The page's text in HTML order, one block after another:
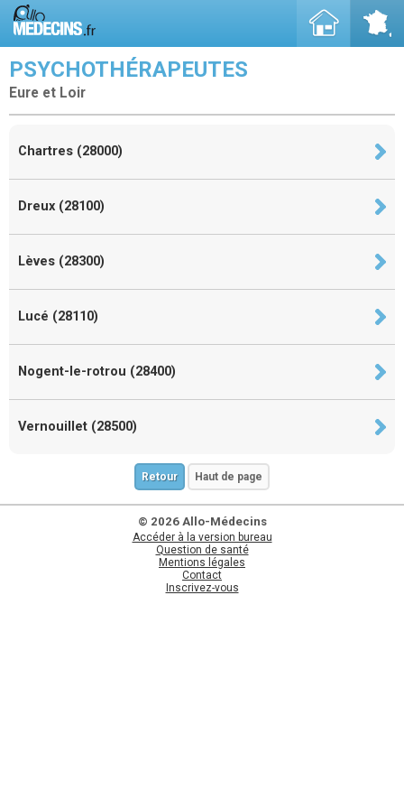
PSYCHOTHÉRAPEUTES
Eure et Loir
Chartres (28000)
Dreux (28100)
Lèves (28300)
Lucé (28110)
Nogent-le-rotrou (28400)
Vernouillet (28500)
Retour Haut de page
© 2026 Allo-Médecins
Accéder à la version bureau
Question de santé
Mentions légales
Contact
Inscrivez-vous